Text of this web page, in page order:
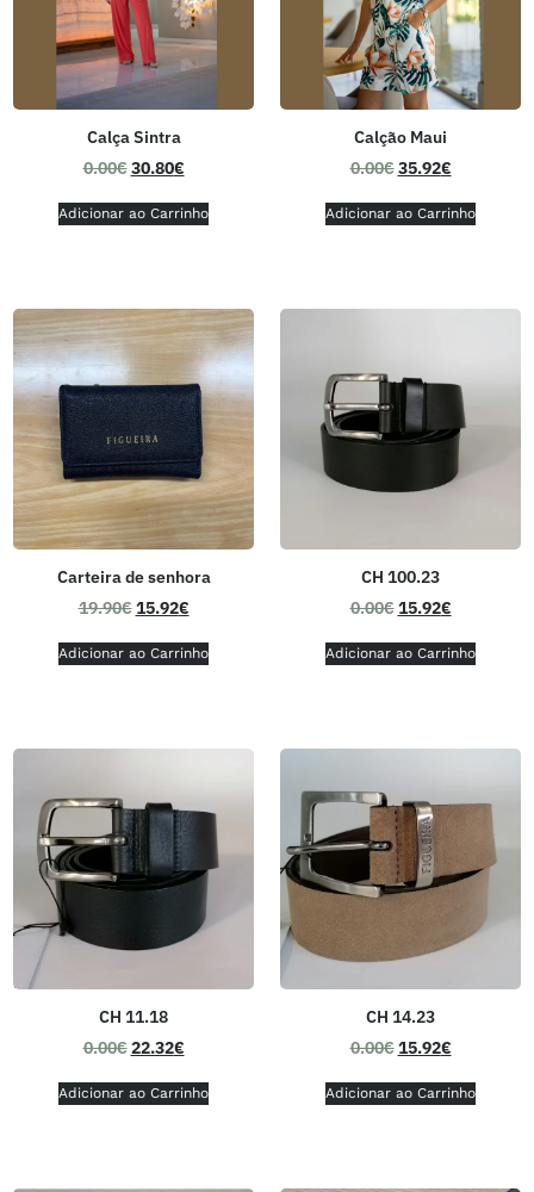
Calça Sintra
0.00€30.80€
Adicionar ao Carrinho
Calção Maui
0.00€35.92€
Adicionar ao Carrinho
Carteira de senhora
19.90€15.92€
Adicionar ao Carrinho
CH 100.23
0.00€15.92€
Adicionar ao Carrinho
CH 11.18
0.00€22.32€
Adicionar ao Carrinho
CH 14.23
0.00€15.92€
Adicionar ao Carrinho